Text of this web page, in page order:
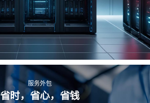
服务外包
省时，省心，省钱